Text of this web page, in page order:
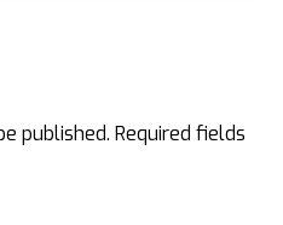
published. Required fields